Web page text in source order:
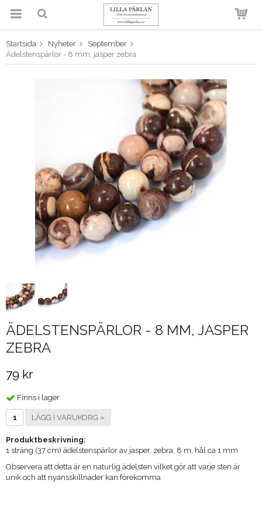
Produkten har blivit tillagd i
varukorgen
Startsida Nyheter
September
Ädelstenspärlor - 8 mm, jasper zebra
ÄDELSTENSPÄRLOR - 8 MM, JASPER
ZEBRA
79 kr
Finns i lager
LÄGG I VARUKORG »
Produktbeskrivning:
1 sträng (37 cm) ädelstenspärlor av jasper, zebra, 8 m, hål ca 1 mm
​Observera att detta är en naturlig ädelsten vilket gör att varje sten är
unik och att nyansskillnader kan förekomma